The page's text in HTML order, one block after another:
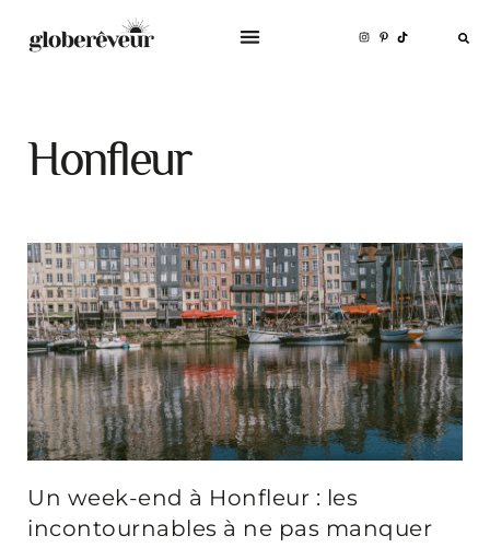
Honfleur
Un week-end à Honfleur : les
incontournables à ne pas manquer